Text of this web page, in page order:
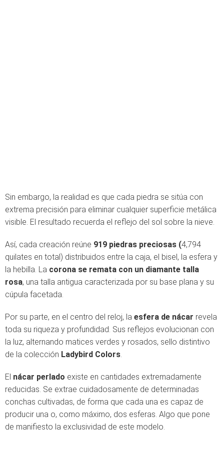
Sin embargo, la realidad es que cada piedra se sitúa con
extrema precisión para eliminar cualquier superficie metálica
visible. El resultado recuerda el reflejo del sol sobre la nieve.
Así, cada creación reúne 919 piedras preciosas (4,794
quilates en total) distribuidos entre la caja, el bisel, la esfera y
la hebilla. La corona se remata con un diamante talla
rosa, una talla antigua caracterizada por su base plana y su
cúpula facetada.
Por su parte, en el centro del reloj, la esfera de nácar revela
toda su riqueza y profundidad. Sus reflejos evolucionan con
la luz, alternando matices verdes y rosados, sello distintivo
de la colección Ladybird Colors.
El nácar perlado existe en cantidades extremadamente
reducidas. Se extrae cuidadosamente de determinadas
conchas cultivadas, de forma que cada una es capaz de
producir una o, como máximo, dos esferas. Algo que pone
de manifiesto la exclusividad de este modelo.